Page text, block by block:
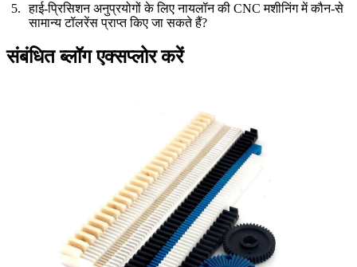
हाई-प्रिसिशन अनुप्रयोगों के लिए नायलॉन की CNC मशीनिंग में कौन-से
सामान्य टॉलरेंस प्राप्त किए जा सकते हैं?
संबंधित ब्लॉग एक्सप्लोर करें